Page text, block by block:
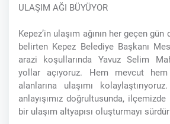
ULAŞIM AĞI BÜYÜYOR
Kepez’in ulaşım ağının her geçen
belirten Kepez Belediye Başkanı
arazi koşullarında Yavuz Selim
yollar açıyoruz. Hem mevcut
alanlarına ulaşımı
anlayışımız doğrultusunda,
bir ulaşım altyapısı oluşturmayı